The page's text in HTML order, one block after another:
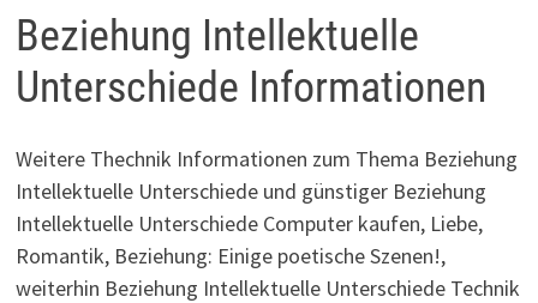
Beziehung Intellektuelle
Unterschiede Informationen
Weitere Thechnik Informationen zum Thema Beziehung
Intellektuelle Unterschiede und günstiger Beziehung
Intellektuelle Unterschiede Computer kaufen, Liebe,
Romantik, Beziehung: Einige poetische Szenen!,
weiterhin Beziehung Intellektuelle Unterschiede Technik